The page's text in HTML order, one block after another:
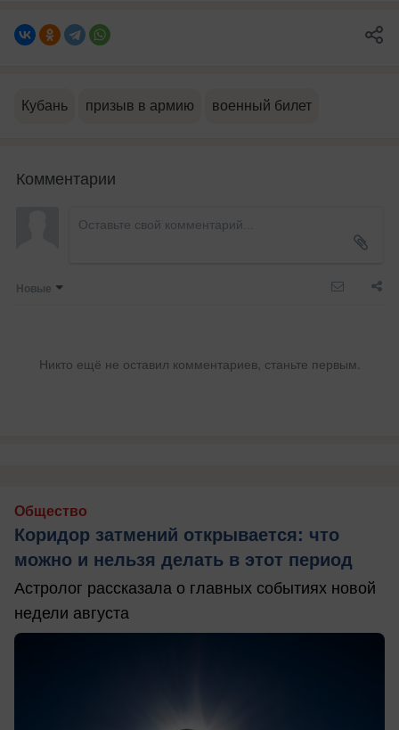
Кубань призыв в армию военный билет
Комментарии
Новые
Никто ещё не оставил комментариев, станьте первым.
Общество
Коридор затмений открывается: что
можно и нельзя делать в этот период
Астролог рассказала о главных событиях новой
недели августа